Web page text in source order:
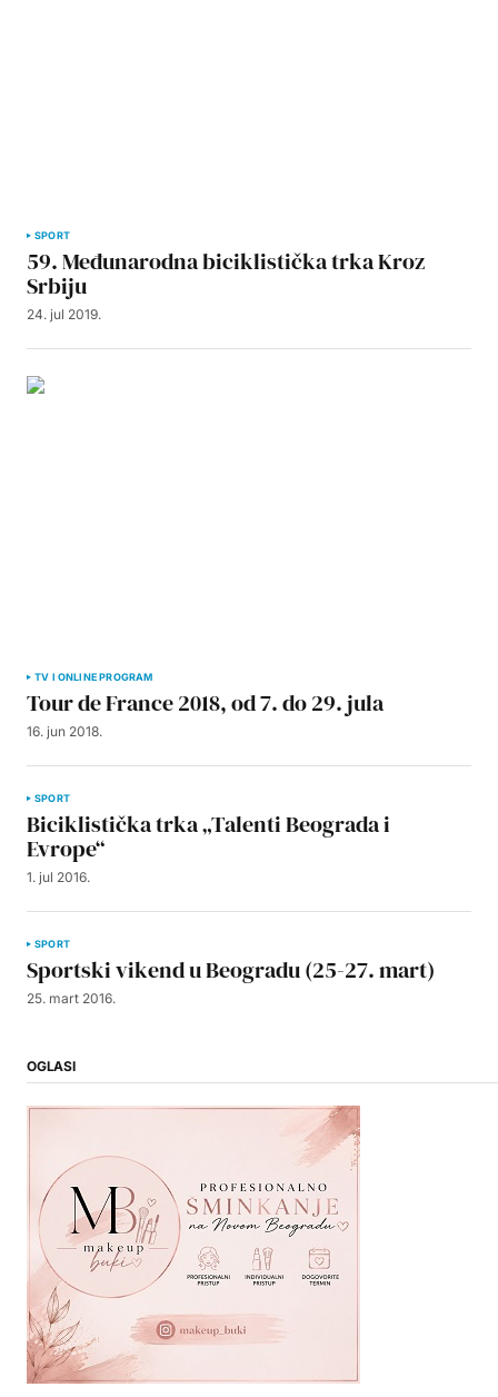
SPORT
59. Međunarodna biciklistička trka Kroz
Srbiju
24. jul 2019.
TV I ONLINE PROGRAM
Tour de France 2018, od 7. do 29. jula
16. jun 2018.
SPORT
Biciklistička trka „Talenti Beograda i
Evrope“
1. jul 2016.
SPORT
Sportski vikend u Beogradu (25-27. mart)
25. mart 2016.
OGLASI